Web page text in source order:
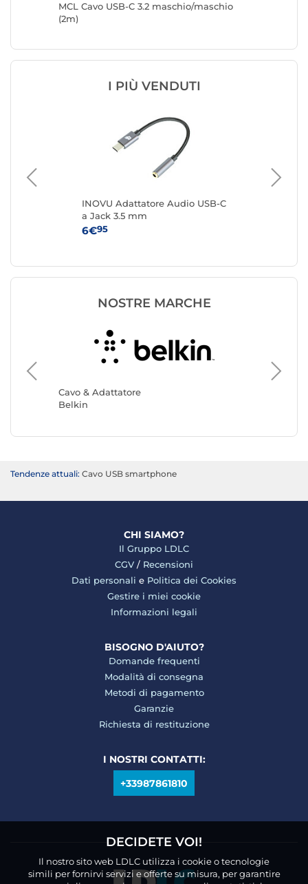
MCL Cavo USB-C 3.2 maschio/maschio
(2m)
I PIÙ VENDUTI
INOVU Adattatore Audio USB-C
a Jack 3.5 mm
6€95
NOSTRE MARCHE
Cavo & Adattatore
Belkin
Cavo &
Akashi
Tendenze attuali: Cavo USB smartphone
CHI SIAMO?
Il Gruppo LDLC
CGV / Recensioni
Dati personali e Politica dei Cookies
Gestire i miei cookie
Informazioni legali
BISOGNO D'AIUTO?
Domande frequenti
Modalità di consegna
Metodi di pagamento
Garanzie
Richiesta di restituzione
I NOSTRI CONTATTI:
+33987861810
DECIDETE VOI!
Il nostro sito web LDLC utilizza i cookie o tecnologie
simili per fornirvi servizi e offerte su misura, per garantire